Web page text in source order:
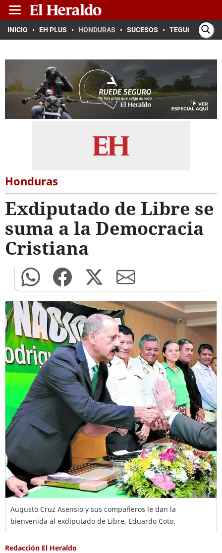
INICIO EH PLUS HONDURAS SUCESOS TEGUCIGALPA
Honduras
Exdiputado de Libre se
suma a la Democracia
Cristiana
Augusto Cruz Asensio y sus compañeros le dan la
bienvenida al exdiputado de Libre, Eduardo Coto.
Redacción El Heraldo